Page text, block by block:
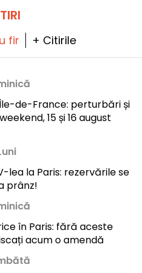
fir + Citirile
de-France: perturbări și
15 și 16 august
lea la Paris: rezervările se
prânz!
în Paris: fără aceste
acum o amendă